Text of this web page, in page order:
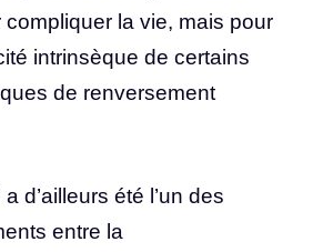
compliquer la vie, mais pour
intrinsèque de certains
de renversement
d’ailleurs été l’un des
entre la